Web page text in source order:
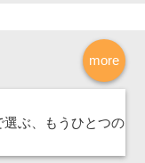
more
ぶ、もうひとつの